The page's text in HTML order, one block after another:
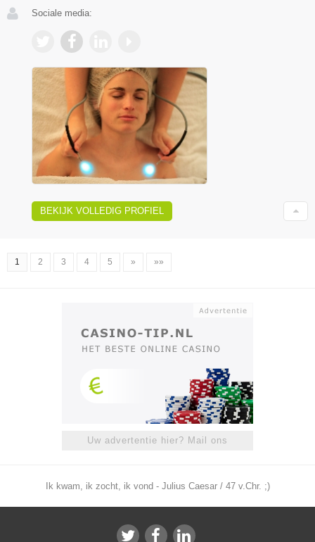
Sociale media:
BEKIJK VOLLEDIG PROFIEL
1 2 3 4 5 » »»
Uw advertentie hier? Mail ons
Ik kwam, ik zocht, ik vond - Julius Caesar / 47 v.Chr. ;)